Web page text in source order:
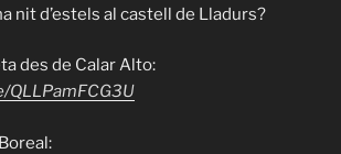
nit d’estels al castell de Lladurs?
des de Calar Alto: